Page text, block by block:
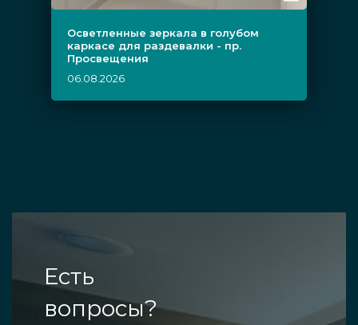
Осветленные зеркала в голубом
каркасе для раздевалки - пр.
Просвещения
06.08.2026
Есть
вопросы?